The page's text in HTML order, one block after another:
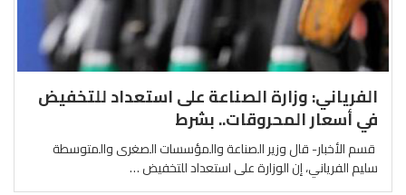
الفرياني: وزارة الصناعة على استعداد للتخفيض
في أسعار المحروقات.. بشرط
قسم الأخبار- قال وزير الصناعة والمؤسسات الصغرى والمتوسطة
سليم الفرياني، إن الوزارة على استعداد للتخفيض …